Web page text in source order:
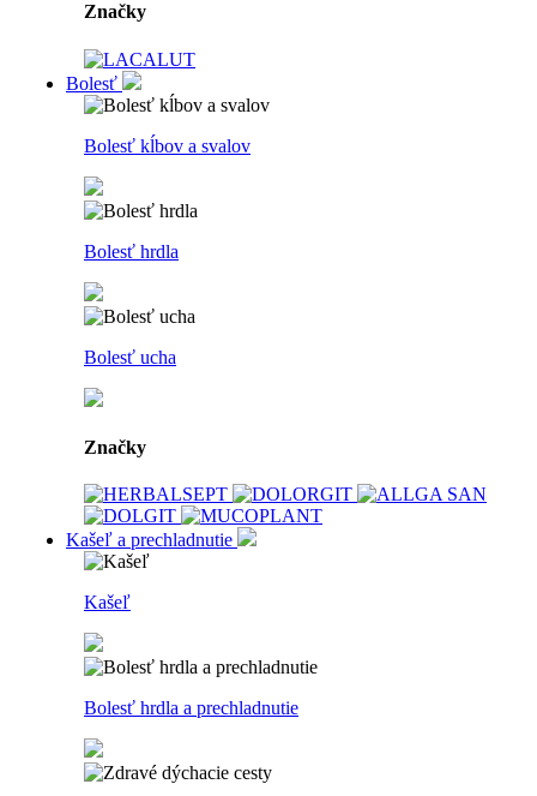
Značky
Bolesť
Bolesť kĺbov a svalov
Bolesť hrdla
Bolesť ucha
Značky
Kašeľ a prechladnutie
Kašeľ
Bolesť hrdla a prechladnutie